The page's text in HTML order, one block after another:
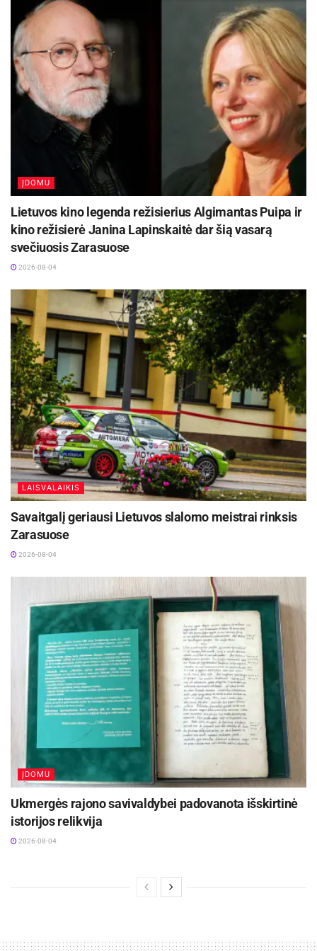
miesto kasdienybės ir rutinos.
ĮDOMU
Lietuvos kino legenda režisierius Algimantas Puipa ir
kino režisierė Janina Lapinskaitė dar šią vasarą
svečiuosis Zarasuose
2026-08-04
LAISVALAIKIS
Savaitgalį geriausi Lietuvos slalomo meistrai rinksis
Zarasuose
2026-08-04
ĮDOMU
Ukmergės rajono savivaldybei padovanota išskirtinė
istorijos relikvija
2026-08-04